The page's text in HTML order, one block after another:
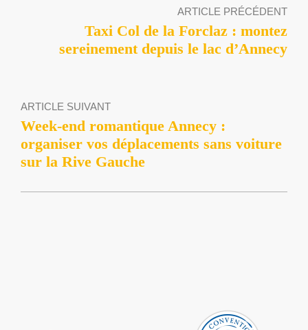
ARTICLE PRÉCÉDENT
Taxi Col de la Forclaz : montez
sereinement depuis le lac d’Annecy
ARTICLE SUIVANT
Week-end romantique Annecy :
organiser vos déplacements sans voiture
sur la Rive Gauche